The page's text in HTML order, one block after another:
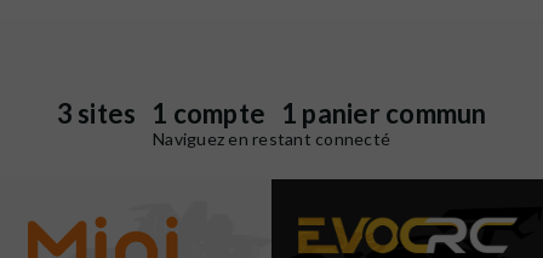
3 sites 1 compte 1 panier commun
Naviguez en restant connecté